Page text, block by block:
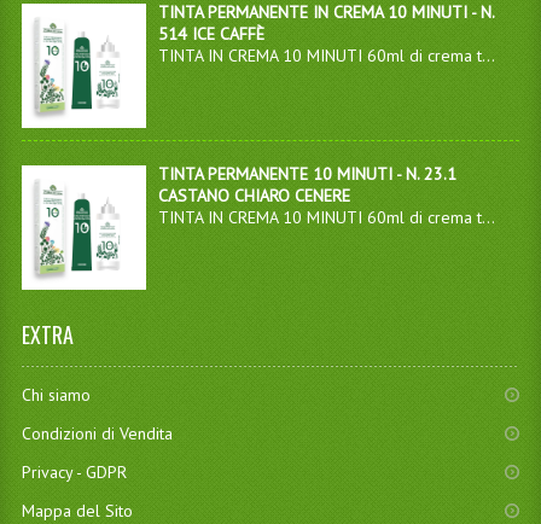
TINTA PERMANENTE IN CREMA 10 MINUTI - N.
514 ICE CAFFÈ
TINTA IN CREMA 10 MINUTI 60ml di crema t...
TINTA PERMANENTE 10 MINUTI - N. 23.1
CASTANO CHIARO CENERE
TINTA IN CREMA 10 MINUTI 60ml di crema t...
EXTRA
Chi siamo
Condizioni di Vendita
Privacy - GDPR
Mappa del Sito